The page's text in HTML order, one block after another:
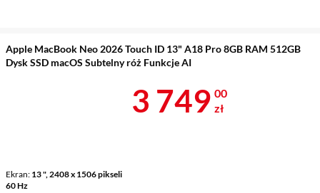
Apple MacBook Neo 2026 Touch ID 13" A18 Pro 8GB RAM 512GB
Dysk SSD macOS Subtelny róż Funkcje AI
Ekran 13 ", 2408 x 1506 pikseli
60 Hz
Cena 3 749 zł
3 749 00
zł